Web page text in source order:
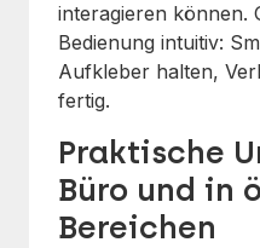
interagieren können.
Bedienung intuitiv:
Aufkleber halten,
fertig.
Praktische
Büro und in
Bereichen